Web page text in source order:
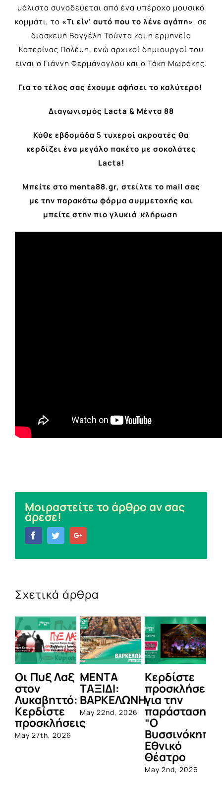
μάλιστα συνοδεύεται από ένα υπέροχο μουσικό
κομμάτι, το «Τι είν’ αυτό που το λένε αγάπη», σε
διασκευή Βαγγέλη Τούντα και η ερμηνεία
Κατερίνας Πολέμη, ενώ αρχικοί δημιουργοί του
είναι ο Γιάννη Φερμάνογλου και ο Τάκη Μωράκης.
Για το τέλος σας έχουμε αφήσει το καλύτερο!
Διαγωνισμός Lacta & Μέντα 88
Κάθε εβδομάδα 5 τυχεροί ακροατές θα
κερδίζει ένα μεγάλο πακέτο με σοκολάτες
Lacta!
Μπείτε στο menta88.gr, στείλτε το mail σας
με την παρακάτω φόρμα συμμετοχής και
μπείτε στην πιο γλυκιά κλήρωση
Μοιραστείτε το άρθρο αν σας
άρεσε!
FacebookTwitter
Σχετικά άρθρα
Οι Πυξ Λαξ
στον
Λυκαβηττό:
Κερδίστε
προσκλήσεις
May 27th, 2026
ΜΕΝΤΑ
ΤΑΞΙΔΙ:
ΒΑΡΚΕΛΩΝΗ
May 22nd, 2026
Κερδίστε
προσκλήσεις
για την
παράσταση
“Ο
Εθνικό
Θέατρο
May 2nd, 2026